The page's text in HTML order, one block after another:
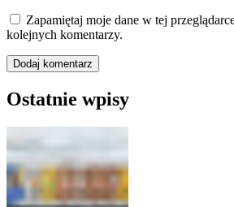
Zapamiętaj moje dane w tej
kolejnych komentarzy.
Ostatnie wpisy